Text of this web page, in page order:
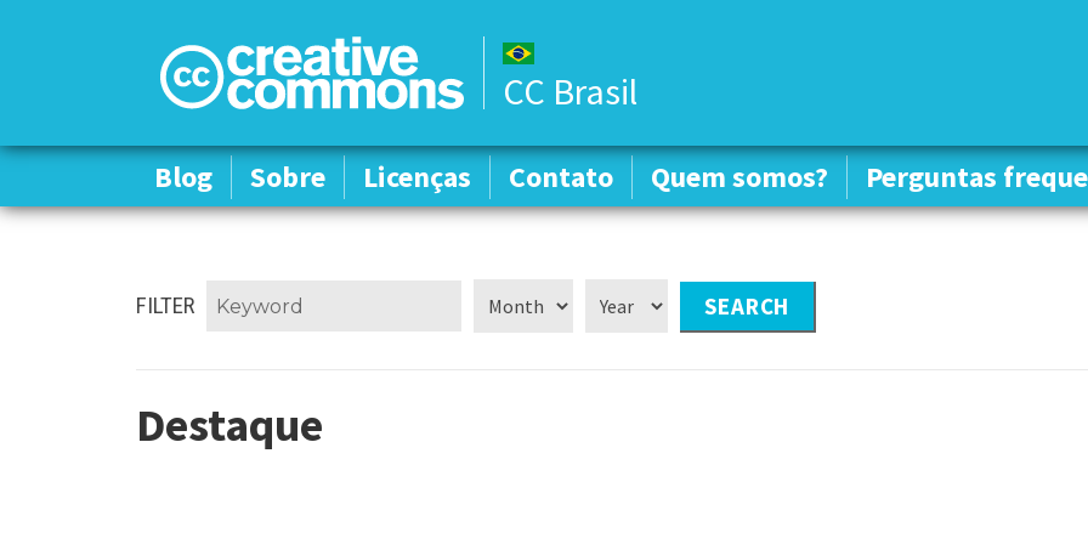
CC Brasil
Blog Sobre Licenças Contato Quem somos? Perguntas
Blog Sobre Licenças Contato Quem somos? Perguntas
FILTER
Destaque